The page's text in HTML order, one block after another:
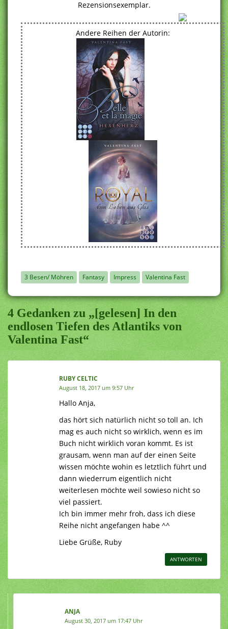
Rezensionsexemplar.
Andere Reihen der Autorin:
3 Besen/ Möhren Fantasy Impress Valentina Fast
4 Gedanken zu „[gelesen] In den
endlosen Tiefen des Atlantiks von
Valentina Fast“
RUBY CELTIC
August 18, 2017 um 9:57 Uhr
Hallo Anja,
das hört sich natürlich nicht so toll an. Ich
mag es auch nicht so wirklich, wenn es im
Buch nicht wirklich voran kommt. Es ist
grausam, wenn man auf der einen Seite
wissen möchte wohin es letztlich führt und
dann wiederrum eigentlich nicht
weiterlesen möchte weil sowieso nicht so
viel passiert.
Ich bin immer mehr froh, dass ich diese
Reihe nicht angefangen habe ^^
Liebe Grüße, Ruby
ANTWORTEN
ANJA
August 30, 2017 um 17:47 Uhr